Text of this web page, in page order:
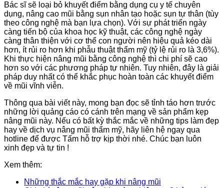
Bác sĩ sẽ loại bỏ khuyết điểm bằng dụng cụ y tế chuyên
dụng, nâng cao mũi bằng sụn nhân tạo hoặc sụn tự thân (tùy
theo công nghệ mà bạn lựa chọn). Với sự phát triển ngày
càng tiến bộ của khoa học kỹ thuật, các công nghệ ngày
càng thân thiện với cơ thể con người nên hiệu quả kéo dài
hơn, ít rủi ro hơn khi phẫu thuật thẩm mỹ (tỷ lệ rủi ro là 3,6%).
Khi thực hiện nâng mũi bằng công nghệ thì chi phí sẽ cao
hơn so với các phương pháp tự nhiên. Tuy nhiên, đây là giải
pháp duy nhất có thể khắc phục hoàn toàn các khuyết điểm
về mũi vĩnh viễn.
Thông qua bài viết này, mong bạn đọc sẽ tỉnh táo hơn trước
những lời quảng cáo có cánh trên mạng về sản phẩm kẹp
nâng mũi này. Nếu có bất kỳ thắc mắc về những tips làm đẹp
hay về dịch vụ nâng mũi thẩm mỹ, hãy liên hệ ngay qua
hotline để được Tấm hỗ trợ kịp thời nhé. Chúc bạn luôn
xinh đẹp và tự tin !
Xem thêm:
Những thắc mắc hay gặp khi nâng mũi